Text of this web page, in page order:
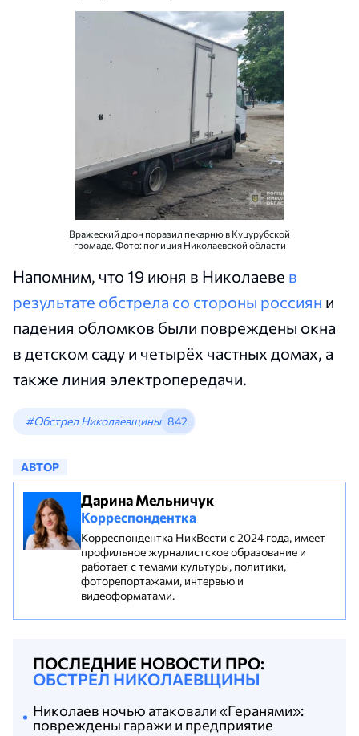
Вражеский дрон поразил пекарню в Куцурубской
громаде. Фото: полиция Николаевской области
Напомним, что 19 июня в Николаеве в
результате обстрела со стороны россиян и
падения обломков были повреждены окна
в детском саду и четырёх частных домах, а
также линия электропередачи.
#Обстрел Николаевщины 842
АВТОР
Дарина Мельничук
Корреспондентка
Корреспондентка НикВести с 2024 года, имеет
профильное журналистское образование и
работает с темами культуры, политики,
фоторепортажами, интервью и
видеоформатами.
ПОСЛЕДНИЕ НОВОСТИ ПРО:
ОБСТРЕЛ НИКОЛАЕВЩИНЫ
Николаев ночью атаковали «Геранями»:
повреждены гаражи и предприятие